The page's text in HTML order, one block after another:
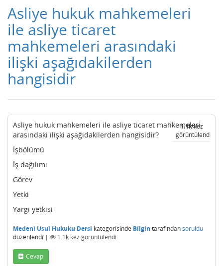
Asliye hukuk mahkemeleri
ile asliye ticaret
mahkemeleri arasındaki
ilişki aşağıdakilerden
hangisidir
1.1kkez
görüntülendi
Asliye hukuk mahkemeleri ile asliye ticaret mahkemeleri
arasındaki ilişki aşağıdakilerden hangisidir?
İşbölümü
İş dağılımı
Görev
Yetki
Yargı yetkisi
Medeni Usul Hukuku Dersi kategorisinde Bilgin tarafındansoruldu
düzenlendi | 1.1k kez görüntülendi
Cevap